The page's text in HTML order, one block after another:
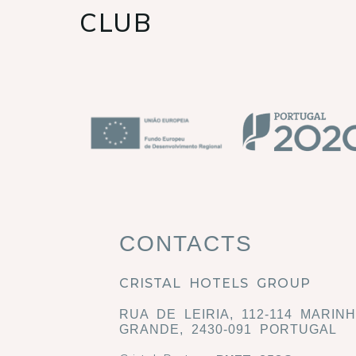
CLUB
CONTACTS
CRISTAL HOTELS GROUP
RUA DE LEIRIA, 112-114
GRANDE, 2430-091 PORTUGAL